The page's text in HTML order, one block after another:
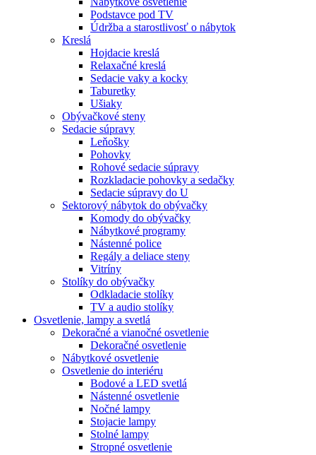
Podstavce pod TV
Údržba a starostlivosť o nábytok
Kreslá
Hojdacie kreslá
Relaxačné kreslá
Sedacie vaky a kocky
Taburetky
Ušiaky
Obývačkové steny
Sedacie súpravy
Leňošky
Pohovky
Rohové sedacie súpravy
Rozkladacie pohovky a sedačky
Sedacie súpravy do U
Sektorový nábytok do obývačky
Komody do obývačky
Nábytkové programy
Nástenné police
Regály a deliace steny
Vitríny
Stolíky do obývačky
Odkladacie stolíky
TV a audio stolíky
Osvetlenie, lampy a svetlá
Dekoračné a vianočné osvetlenie
Dekoračné osvetlenie
Nábytkové osvetlenie
Osvetlenie do interiéru
Bodové a LED svetlá
Nástenné osvetlenie
Nočné lampy
Stojacie lampy
Stolné lampy
Stropné osvetlenie